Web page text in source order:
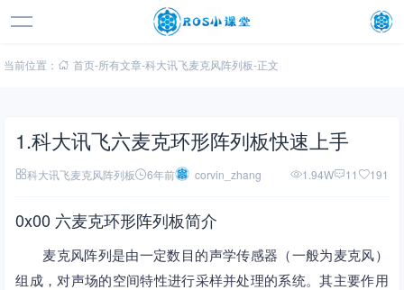
当前位置： 首页-所有文章-科大讯飞麦克风阵列板-正文
1.科大讯飞六麦克环形阵列板快速上手
科大讯飞麦克风阵列板 6年前 corvin_zhang 1.94W 11 191
0x00 六麦克环形阵列板简介
麦克风阵列是由一定数目的声学传感器（一般为麦克风）
组成，对声场的空间特性进行采样并处理的系统。其主要作用